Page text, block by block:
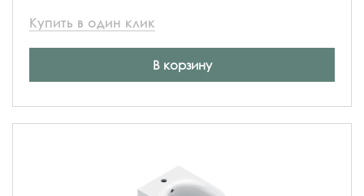
Купить в один клик
В корзину